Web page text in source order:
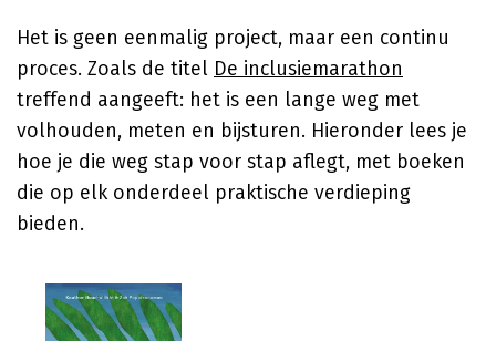
Het is geen eenmalig project, maar een continu
proces. Zoals de titel De inclusiemarathon
treffend aangeeft: het is een lange weg met
volhouden, meten en bijsturen. Hieronder lees je
hoe je die weg stap voor stap aflegt, met boeken
die op elk onderdeel praktische verdieping
bieden.